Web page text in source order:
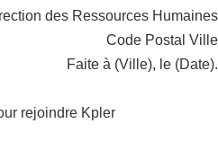
des Ressources Humaines
Code Postal Ville
Faite à (Ville), le (Date).
rejoindre Kpler